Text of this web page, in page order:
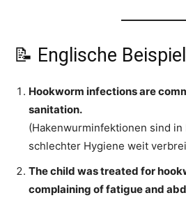
📝 Englische
Hookworm infections are
sanitation.
(Hakenwurminfektionen sind in
schlechter Hygiene weit
The child was treated for
complaining of fatigue and